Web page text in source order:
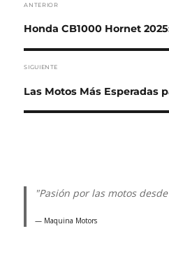
ANTERIOR
Honda CB1000 Hornet
SIGUIENTE
Las Motos Más Esperadas
"Pasión por las motos
Maquina Motors